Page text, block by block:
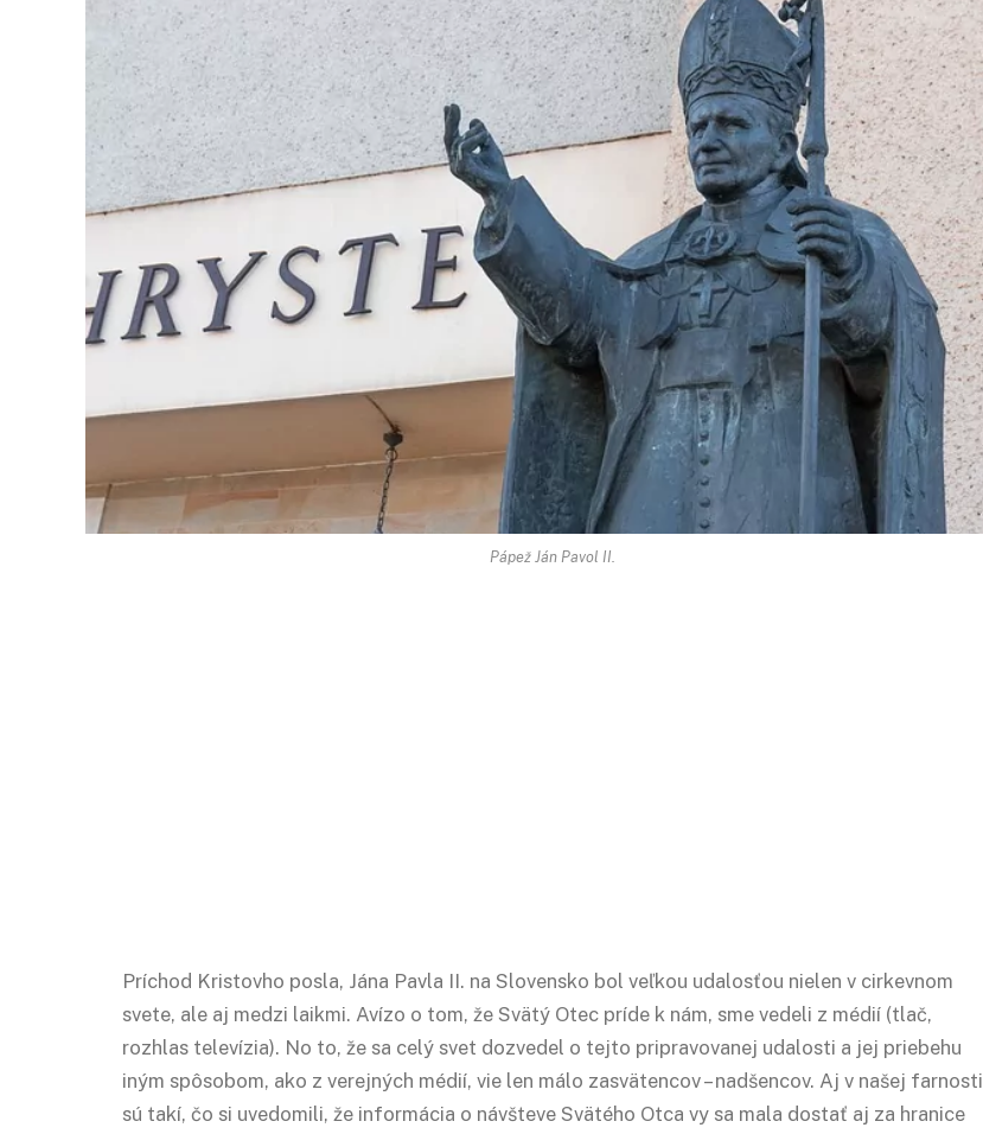
Pápež Ján Pavol II.
Príchod Kristovho posla, Jána Pavla II. na Slovensko bol veľkou udalosťou nielen v cirkevnom
svete, ale aj medzi laikmi. Avízo o tom, že Svätý Otec príde k nám, sme vedeli z médií (tlač,
rozhlas televízia). No to, že sa celý svet dozvedel o tejto pripravovanej udalosti a jej priebehu
iným spôsobom, ako z verejných médií, vie len málo zasvätencov – nadšencov. Aj v našej farnosti
sú takí, čo si uvedomili, že informácia o návšteve Svätého Otca vy sa mala dostať aj za hranice